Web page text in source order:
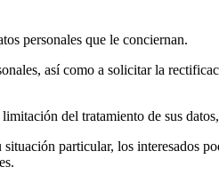
personales que le conciernan.
así como a solicitar la
del tratamiento de sus
particular, los interesados